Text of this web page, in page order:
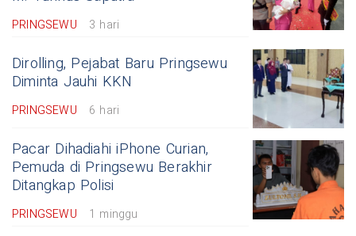
PRINGSEWU 3 hari
Dirolling, Pejabat Baru Pringsewu
Diminta Jauhi KKN
PRINGSEWU 6 hari
Pacar Dihadiahi iPhone Curian,
Pemuda di Pringsewu Berakhir
Ditangkap Polisi
PRINGSEWU 1 minggu